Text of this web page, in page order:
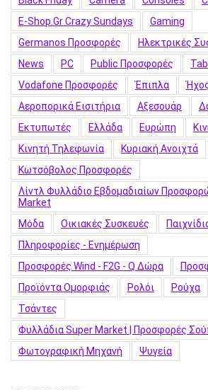
E-Shop.gr Crazy Sundays
Gaming
Germanos Προσφορές
Hλεκτρικές
News
PC Public Προσφορές
Vodafone Προσφορές
Έπιπλα
Αεροπορικά Εισιτήρια
Αξεσουάρ
Εκτυπωτές
Ελλάδα Ευρώπη
Κινητή Τηλεφωνία
Κυριακή Ανοιχτά
Κωτσόβολος Προσφορές
Λίντλ Φυλλάδιο Εβδομαδιαίων
Market
Μόδα
Οικιακές Συσκευές
Πληροφορίες - Ενημέρωση
Προσφορές Wind - F2G - Q Δώρα
Προϊόντα Ομορφιάς
Ρολόι Ρούχα
Τσάντες
Φυλλάδια Super Market | Προσφορές
Φωτογραφική Μηχανή
Ψυγεία